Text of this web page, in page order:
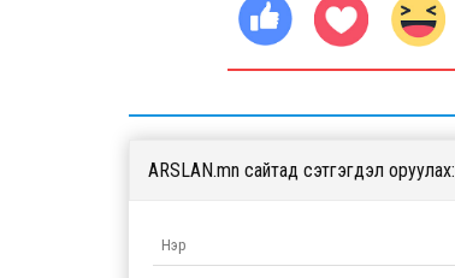
ARSLAN.mn сайтад сэтгэгдэл оруулах: